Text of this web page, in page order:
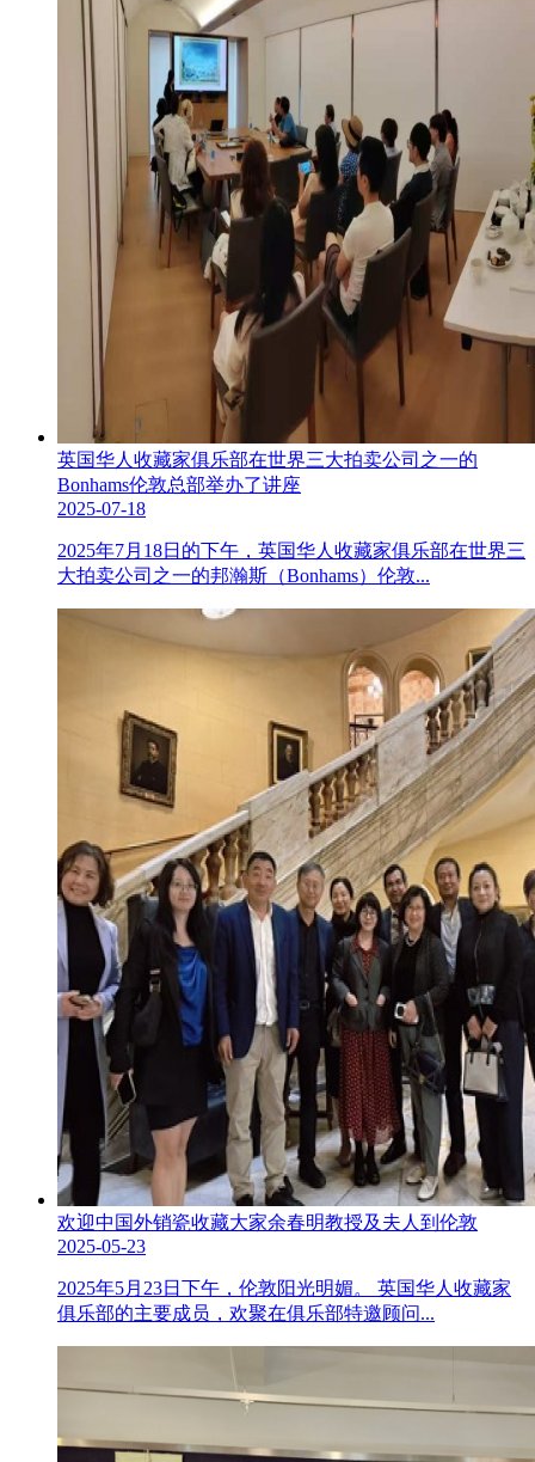
英国华人收藏家俱乐部在世界三大拍卖公司之一的
Bonhams伦敦总部举办了讲座
2025-07-18
2025年7月18日的下午，英国华人收藏家俱乐部在世界三
大拍卖公司之一的邦瀚斯（Bonhams）伦敦...
欢迎中国外销瓷收藏大家余春明教授及夫人到伦敦
2025-05-23
2025年5月23日下午，伦敦阳光明媚。 英国华人收藏家
俱乐部的主要成员，欢聚在俱乐部特邀顾问...